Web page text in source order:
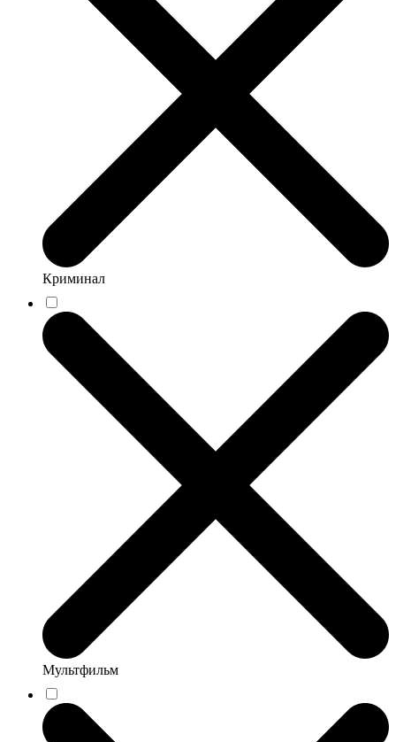
Криминал
Мультфильм